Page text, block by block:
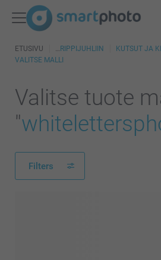
ETUSIVU RIPPIJUHLIIN
KUTSUT JA
VALITSE MALLI
Valitse tuote
"
Filters